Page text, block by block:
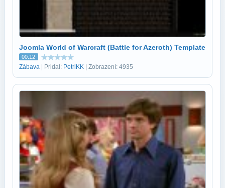
Joomla World of Warcraft (Battle for Azeroth) Template
00:12
Zábava | Pridal: PetriKK | Zobrazení: 4935